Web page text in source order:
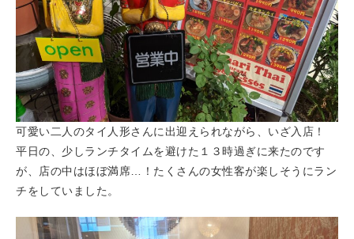
可愛い二人のタイ人形さんに出迎えられながら、いざ入店！
平日の、少しランチタイムを避けた１３時過ぎに来たのです
が、店の中はほぼ満席…！たくさんの女性客が楽しそうにラン
チをしていました。